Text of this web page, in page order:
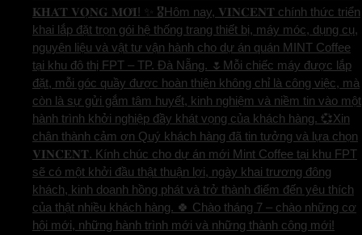
𝐊𝐇𝐀́𝐓 𝐕𝐎̣𝐍𝐆 𝐌𝐎̛́𝐈! ✨ 🎖️Hôm nay, 𝐕𝐈𝐍𝐂𝐄𝐍𝐓 chính thức triển
khai lắp đặt trọn gói hệ thống trang thiết bị, máy móc, dụng cụ,
nguyên liệu và vật tư vận hành cho dự án quán MINT Coffee
tại khu đô thị FPT – TP. Đà Nẵng. 🌷Mỗi chiếc máy được lắp
đặt, mỗi góc quầy được hoàn thiện không chỉ là công việc, mà
còn là sự gửi gắm tâm huyết, kinh nghiệm và niềm tin vào một
hành trình khởi nghiệp đầy khát vọng của khách hàng. 💞Xin
chân thành cảm ơn Quý khách hàng đã tin tưởng và lựa chọn
𝐕𝐈𝐍𝐂𝐄𝐍𝐓. Kính chúc cho dự án mới Mint Coffee tại khu FPT
sẽ có một khởi đầu thật thuận lợi, ngày khai trương đông
khách, kinh doanh hồng phát và trở thành điểm đến yêu thích
của thật nhiều khách hàng. 🍀 Chào tháng 7 – chào những cơ
hội mới, những hành trình mới và những thành công mới!